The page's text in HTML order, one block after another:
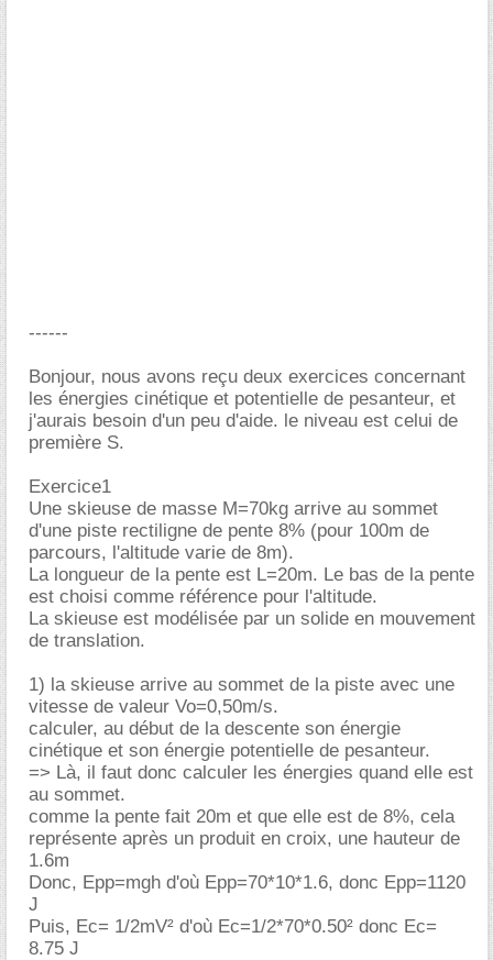
------
Bonjour, nous avons reçu deux exercices concernant
les énergies cinétique et potentielle de pesanteur, et
j'aurais besoin d'un peu d'aide. le niveau est celui de
première S.
Exercice1
Une skieuse de masse M=70kg arrive au sommet
d'une piste rectiligne de pente 8% (pour 100m de
parcours, l'altitude varie de 8m).
La longueur de la pente est L=20m. Le bas de la pente
est choisi comme référence pour l'altitude.
La skieuse est modélisée par un solide en mouvement
de translation.
1) la skieuse arrive au sommet de la piste avec une
vitesse de valeur Vo=0,50m/s.
calculer, au début de la descente son énergie
cinétique et son énergie potentielle de pesanteur.
=> Là, il faut donc calculer les énergies quand elle est
au sommet.
comme la pente fait 20m et que elle est de 8%, cela
représente après un produit en croix, une hauteur de
1.6m
Donc, Epp=mgh d'où Epp=70*10*1.6, donc Epp=1120
J
Puis, Ec= 1/2mV² d'où Ec=1/2*70*0.50² donc Ec=
8.75 J